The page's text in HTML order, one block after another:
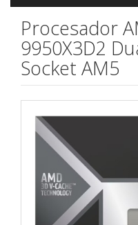
Procesador
9950X3D2
Socket AM5